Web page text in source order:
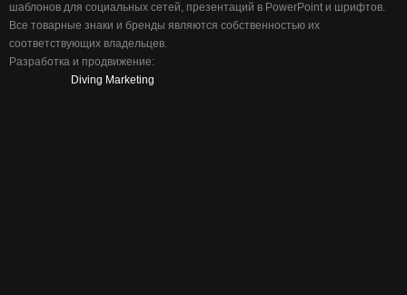
шаблонов для социальных сетей, презентаций в PowerPoint и шрифтов.
Все товарные знаки и бренды являются собственностью их
соответствующих владельцев.
Разработка и продвижение:
Diving Marketing